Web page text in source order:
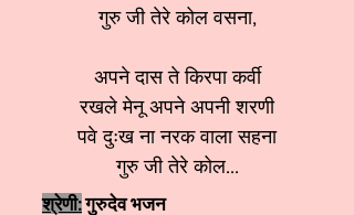
गुरु जी तेरे कोल वसना,
अपने दास ते किरपा कर्वी
रखले मेनू अपने अपनी शरणी
पवे दुःख ना नरक वाला सहना
गुरु जी तेरे कोल...
श्रेणी:गुरुदेव भजन